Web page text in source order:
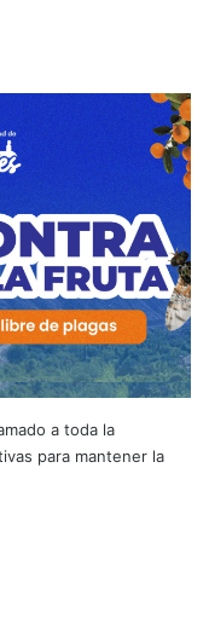
a toda la
para mantener la